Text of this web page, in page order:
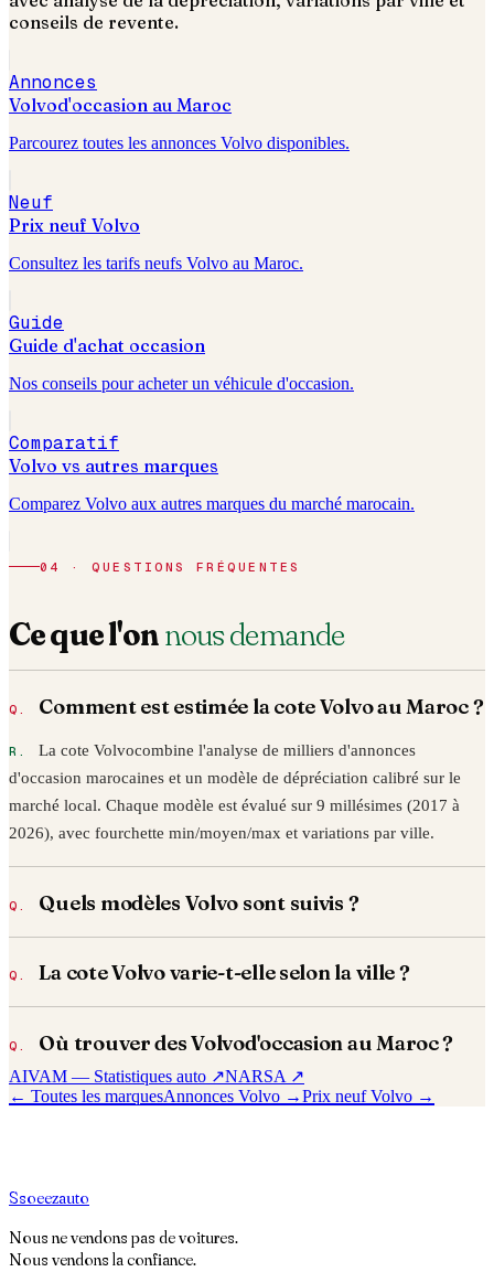
conseils de revente.
Annonces
Volvod'occasion au Maroc
Parcourez toutes les annonces Volvo disponibles.
Neuf
Prix neuf Volvo
Consultez les tarifs neufs Volvo au Maroc.
Guide
Guide d'achat occasion
Nos conseils pour acheter un véhicule d'occasion.
Comparatif
Volvo vs autres marques
Comparez Volvo aux autres marques du marché marocain.
04 · QUESTIONS FRÉQUENTES
Ce que l'onnous demande
Comment est estimée la coteVolvoau Maroc ?
La coteVolvocombine l'analyse de milliers d'annonces
d'occasion marocaines et un modèle de dépréciation calibré sur le
marché local. Chaque modèle est évalué sur 9 millésimes (2017 à
2026), avec fourchette min/moyen/max et variations par ville.
Quels modèles Volvo sont suivis ?
La coteVolvovarie-t-elle selon la ville ?
Où trouver desVolvod'occasion au Maroc ?
AIVAM — Statistiques auto ↗NARSA ↗
← Toutes les marquesAnnonces Volvo →Prix neufVolvo →
Ssoeezauto
Nous ne vendons pas de voitures.
Nous vendons la confiance.